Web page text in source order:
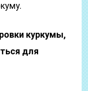
куркумы,
для